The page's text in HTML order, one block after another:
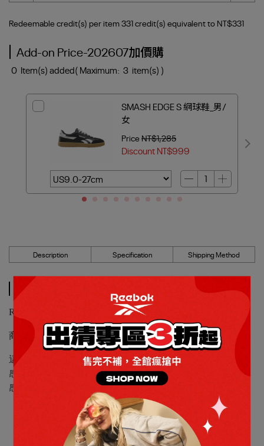
Redeemable credit(s) per item331credit(s) equivalent to NT$331
Add-on Price-202607加價購
0 Item(s) added( Maximum: 3 item(s) )
SMASH EDGE S 網球鞋_男/
女
Price NT$1,285
DiscountNT$999
Description Specification Shipping Method
Description
Reebok_CLUB C 85 VINTAGE網球鞋_男/女2
商品編號：100233953
這款經典鞋設計簡潔，從 80 年代的經典網球風格中汲取靈
感。採用皮革鞋面，經典易搭配。EVA 中底提供舒適腳
感。